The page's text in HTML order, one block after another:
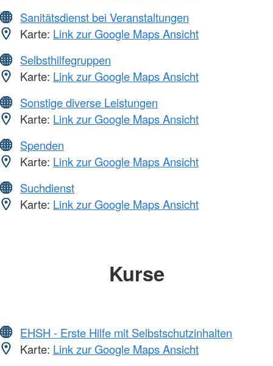
Sanitätsdienst bei Veranstaltungen
Karte: Link zur Google Maps Ansicht
Selbsthilfegruppen
Karte: Link zur Google Maps Ansicht
Sonstige diverse Leistungen
Karte: Link zur Google Maps Ansicht
Spenden
Karte: Link zur Google Maps Ansicht
Suchdienst
Karte: Link zur Google Maps Ansicht
Kurse
EHSH - Erste Hilfe mit Selbstschutzinhalten
Karte: Link zur Google Maps Ansicht